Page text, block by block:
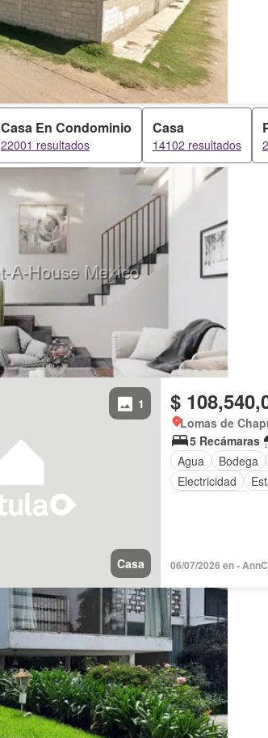
Casa En Condominio
22001 resultados
Casa
14102 resultados
Casa
1 $
Lomas de
5 Recámaras
Agua
Bodega
Electricidad
06/07/2026 en -